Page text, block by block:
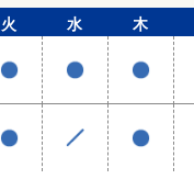
火 水 木